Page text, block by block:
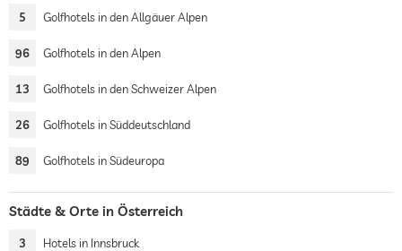
5 Golfhotels in den Allgäuer Alpen
96 Golfhotels in den Alpen
13 Golfhotels in den Schweizer Alpen
26 Golfhotels in Süddeutschland
89 Golfhotels in Südeuropa
Städte & Orte in Österreich
3 Hotels in Innsbruck